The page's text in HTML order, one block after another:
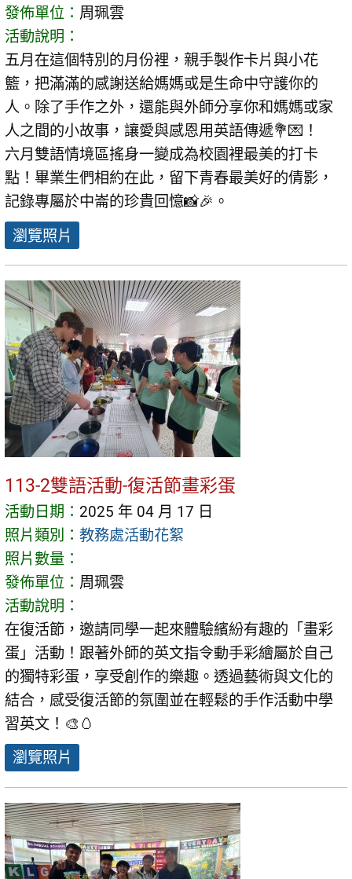
發佈單位： 周珮雲
活動說明：
五月在這個特別的月份裡，親手製作卡片與小花
籃，把滿滿的感謝送給媽媽或是生命中守護你的
人。除了手作之外，還能與外師分享你和媽媽或家
人之間的小故事，讓愛與感恩用英語傳遞💐💌！
六月雙語情境區搖身一變成為校園裡最美的打卡
點！畢業生們相約在此，留下青春最美好的倩影，
記錄專屬於中崙的珍貴回憶📸🎉。
瀏覽照片
113-2雙語活動-復活節畫彩蛋
活動日期： 2025 年 04 月 17 日
照片類別： 教務處活動花絮
照片數量：
發佈單位： 周珮雲
活動說明：
在復活節，邀請同學一起來體驗繽紛有趣的「畫彩
蛋」活動！跟著外師的英文指令動手彩繪屬於自己
的獨特彩蛋，享受創作的樂趣。透過藝術與文化的
結合，感受復活節的氛圍並在輕鬆的手作活動中學
習英文！🎨🥚
瀏覽照片